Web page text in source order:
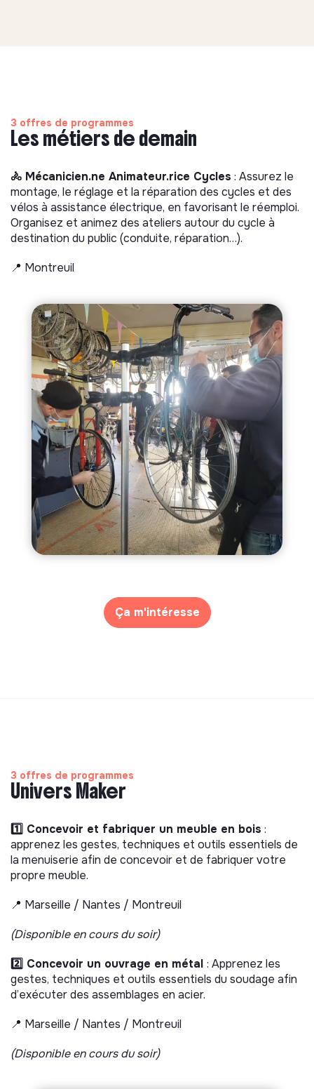
3 offres de programmes
Les métiers de demain
🚴 Mécanicien.ne Animateur.rice Cycles : Assurez le
montage, le réglage et la réparation des cycles et des
vélos à assistance électrique, en favorisant le réemploi.
Organisez et animez des ateliers autour du cycle à
destination du public (conduite, réparation…).
📍 Montreuil
Ça m'intéresse
3 offres de programmes
Univers Maker
1️⃣ Concevoir et fabriquer un meuble en bois :
apprenez les gestes, techniques et outils essentiels de
la menuiserie afin de concevoir et de fabriquer votre
propre meuble.
📍 Marseille / Nantes / Montreuil
(Disponible en cours du soir)
2️⃣ Concevoir un ouvrage en métal : Apprenez les
gestes, techniques et outils essentiels du soudage afin
d’exécuter des assemblages en acier.
📍 Marseille / Nantes / Montreuil
(Disponible en cours du soir)